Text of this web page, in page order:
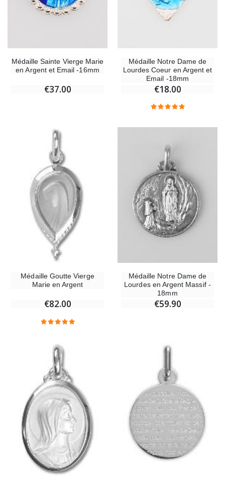
Médaille Sainte Vierge Marie
en Argent et Email -16mm
€37.00
Médaille Notre Dame de
Lourdes Coeur en Argent et
Email -18mm
€18.00
Médaille Goutte Vierge
Marie en Argent
€82.00
Médaille Notre Dame de
Lourdes en Argent Massif -
18mm
€59.90